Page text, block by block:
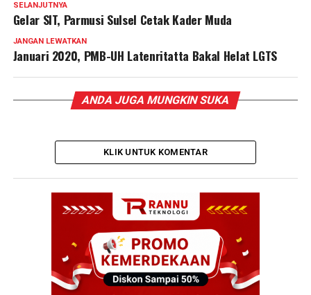
SELANJUTNYA
Gelar SIT, Parmusi Sulsel Cetak Kader Muda
JANGAN LEWATKAN
Januari 2020, PMB-UH Latenritatta Bakal Helat LGTS
ANDA JUGA MUNGKIN SUKA
KLIK UNTUK KOMENTAR